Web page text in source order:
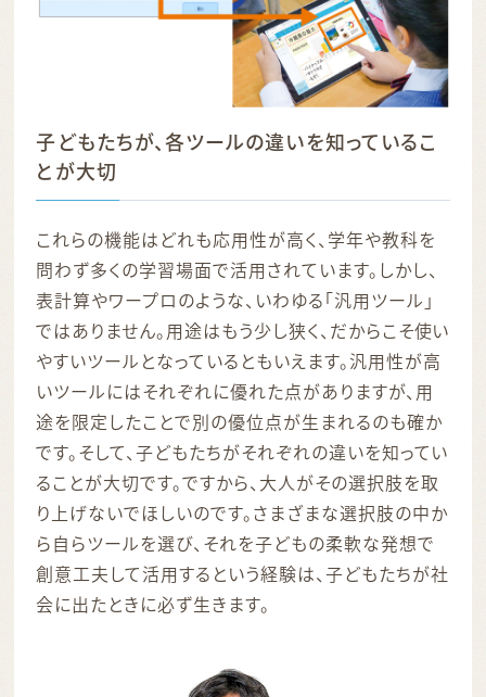
子どもたちが、各ツールの違いを知っているこ
とが大切
これらの機能はどれも応用性が高く、学年や教科を
問わず多くの学習場面で活用されています。しかし、
表計算やワープロのような、いわゆる「汎用ツール」
ではありません。用途はもう少し狭く、だからこそ使い
やすいツールとなっているともいえます。汎用性が高
いツールにはそれぞれに優れた点がありますが、用
途を限定したことで別の優位点が生まれるのも確か
です。そして、子どもたちがそれぞれの違いを知ってい
ることが大切です。ですから、大人がその選択肢を取
り上げないでほしいのです。さまざまな選択肢の中か
ら自らツールを選び、それを子どもの柔軟な発想で
創意工夫して活用するという経験は、子どもたちが社
会に出たときに必ず生きます。